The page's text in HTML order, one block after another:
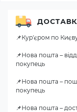
📌Кур'єром по
📌Нова пошта –
покупець
📌Нова пошта –
покупець
📌Нова пошта –